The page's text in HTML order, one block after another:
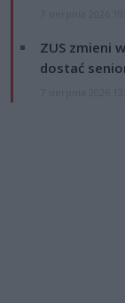
ZUS zmieni
dostać